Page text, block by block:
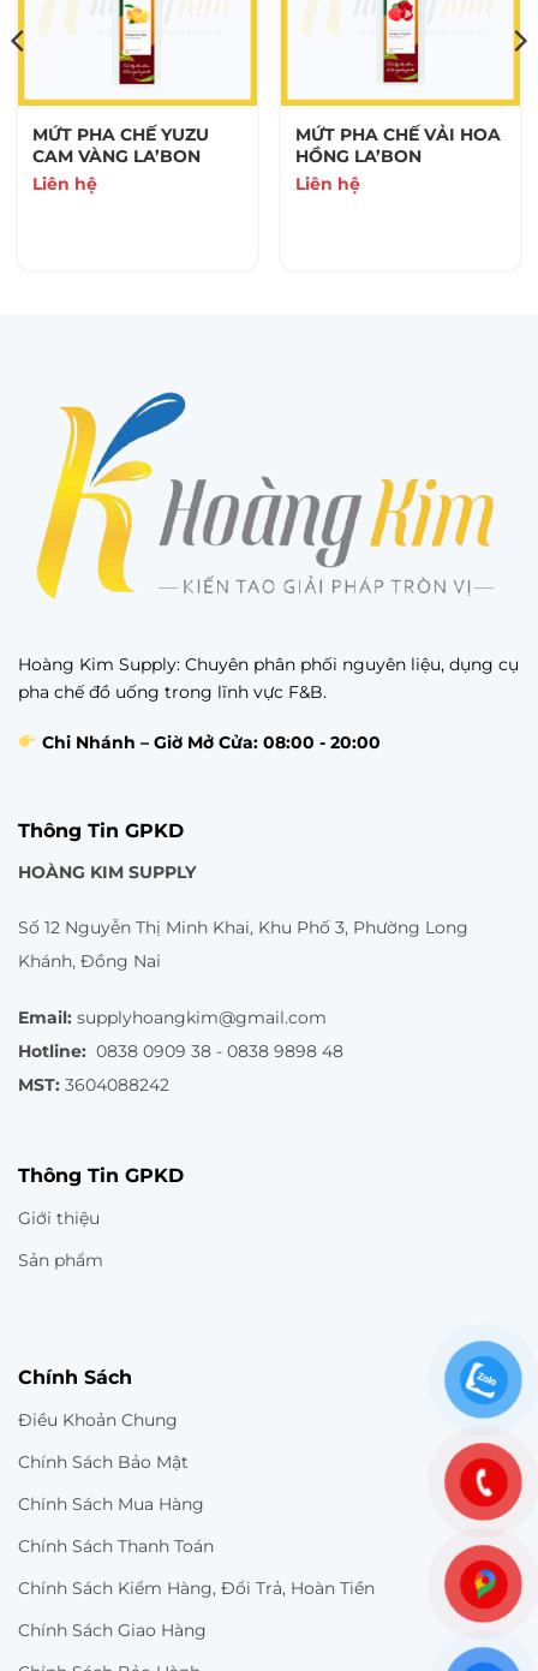
MỨT PHA CHẾ YUZU
CAM VÀNG LA’BON
Liên hệ
MỨT PHA CHẾ VẢI HOA
HỒNG LA’BON
Liên hệ
Hoàng Kim Supply: Chuyên phân phối nguyên liệu, dụng cụ
pha chế đồ uống trong lĩnh vực F&B.
Chi Nhánh – Giờ Mở Cửa: 08:00 - 20:00
Thông Tin GPKD
HOÀNG KIM SUPPLY
Số 12 Nguyễn Thị Minh Khai, Khu Phố 3, Phường Long
Khánh, Đồng Nai
Email: supplyhoangkim@gmail.com
Hotline: 0838 0909 38 - 0838 9898 48
MST: 3604088242
Thông Tin GPKD
Giới thiệu
Sản phẩm
Chính Sách
Điều Khoản Chung
Chính Sách Bảo Mật
Chính Sách Mua Hàng
Chính Sách Thanh Toán
Chính Sách Kiểm Hàng, Đổi Trả, Hoàn Tiền
Chính Sách Giao Hàng